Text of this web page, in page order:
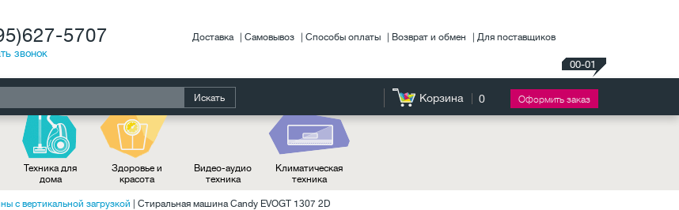
5707
звонок
Доставка Самовывоз Способы оплаты Возврат и обмен Для поставщиков
00-01
Искать Корзина 0 Оформить заказ
Техника для
дома
Здоровье и
красота
Видео-аудио
техника
Климатическая
техника
с вертикальной загрузкой Стиральная машина Candy EVOGT 1307 2D